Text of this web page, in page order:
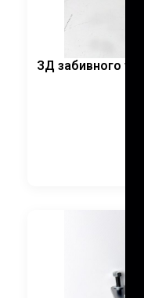
ЗД забивного